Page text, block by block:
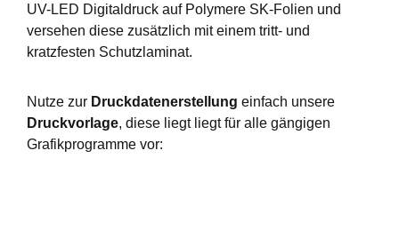
UV-LED Digitaldruck auf Polymere SK-Folien und
versehen diese zusätzlich mit einem tritt- und
kratzfesten Schutzlaminat.
Nutze zur Druckdatenerstellung einfach unsere
Druckvorlage, diese liegt liegt für alle gängigen
Grafikprogramme vor: